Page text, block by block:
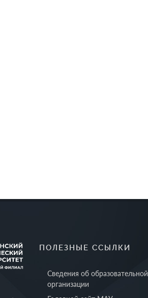
ПОЛЕЗНЫЕ ССЫЛКИ
Сведения об образовательной
организации